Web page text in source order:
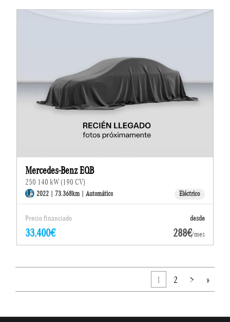
Mercedes-Benz EQB
250 140 kW (190 CV)
2022 | 73.368km | Automático Eléctrico
Precio financiado desde
33.400€ 288€/mes
1 2 > »